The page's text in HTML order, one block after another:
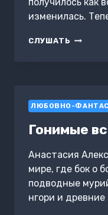
изменилась.
СЛУШАТЬ ДРАКОН
ЛЮБОВНО-
Гонимые
Анастасия
мире, где бок о
подводные
нгори и